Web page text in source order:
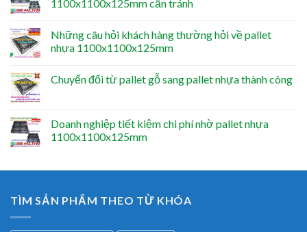
1100x1100x125mm cần tránh
Những câu hỏi khách hàng thường hỏi về pallet
nhựa 1100x1100x125mm
Chuyển đổi từ pallet gỗ sang pallet nhựa thành công
Doanh nghiệp tiết kiệm chi phí nhờ pallet nhựa
1100x1100x125mm
TÌM SẢN PHẨM THEO TỪ KHÓA